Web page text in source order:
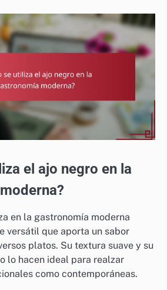
el ajo negro en la
en la gastronomía moderna
versátil que aporta un sabor
platos. Su textura suave y su
lo hacen ideal para realzar
como contemporáneas.